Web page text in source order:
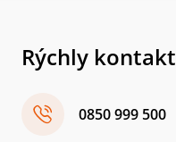
Rýchly kontakt
0850 999 500